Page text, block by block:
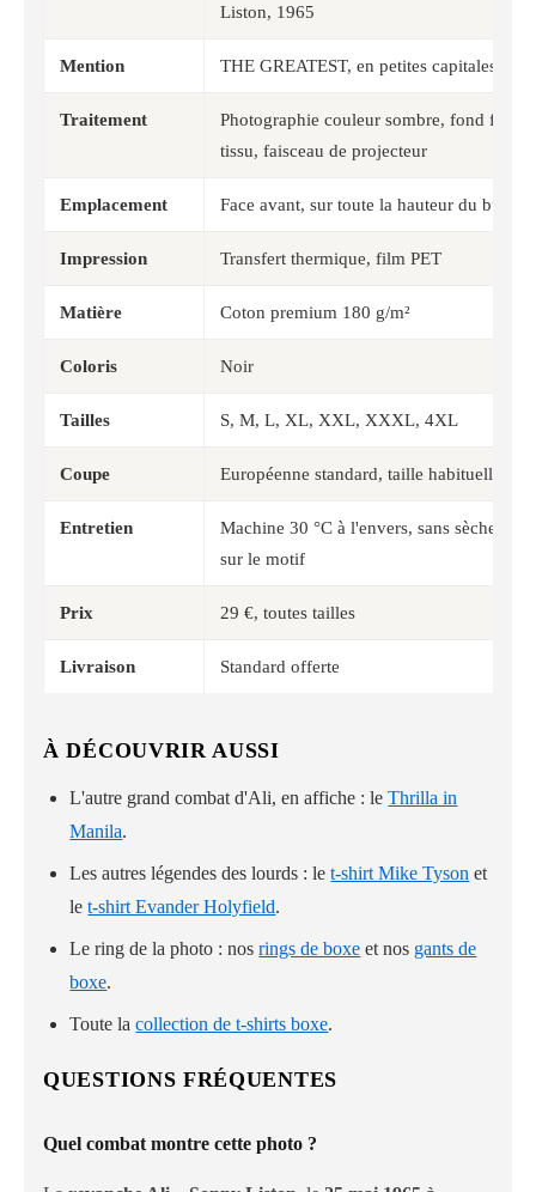
Liston, 1965
Mention THE GREATEST, en petites capitales
Traitement
Photographie couleur sombre, fond fondu
tissu, faisceau de projecteur
Emplacement Face avant, sur toute la hauteur du buste.
Impression Transfert thermique, film PET
Matière Coton premium 180 g/m²
Coloris Noir
Tailles S, M, L, XL, XXL, XXXL, 4XL
Coupe Européenne standard, taille habituelle
Entretien
Machine 30 °C à l'envers, sans sèche-
sur le motif
Prix 29 €, toutes tailles
Livraison Standard offerte
À DÉCOUVRIR AUSSI
L'autre grand combat d'Ali, en affiche : leThrilla in
Manila.
Les autres légendes des lourds : let-shirt Mike Tyson et
let-shirt Evander Holyfield.
Le ring de la photo : nosrings de boxe et nos gants de
boxe.
Toute lacollection de t-shirts boxe.
QUESTIONS FRÉQUENTES
Quel combat montre cette photo ?